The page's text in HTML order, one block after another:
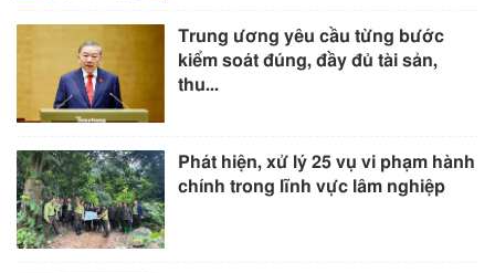
Trung ương yêu cầu từng bước
kiểm soát đúng, đầy đủ tài sản,
thu...
Phát hiện, xử lý 25 vụ vi phạm hành
chính trong lĩnh vực lâm nghiệp